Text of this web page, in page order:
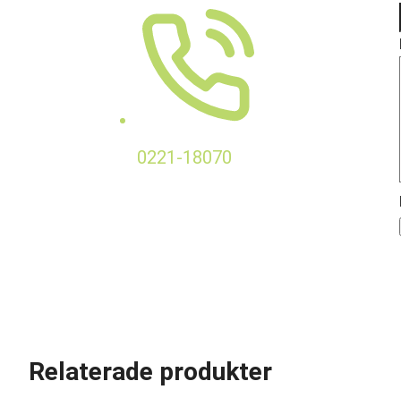
0221-18070
Relaterade produkter